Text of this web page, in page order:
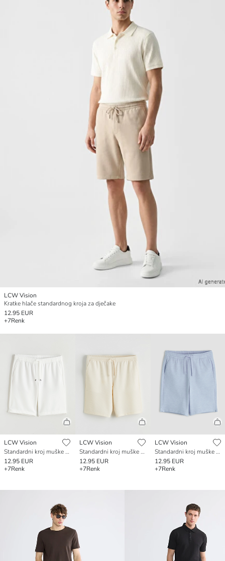
LCW Vision
Kratke hlače standardnog kroja za dječake
12.95 EUR
+7Renk
LCW Vision
Standardni kroj muške kratke hlače
12.95 EUR
+7Renk
LCW Vision
Standardni kroj muške kratke hlače
12.95 EUR
+7Renk
LCW Vision
Standardni kroj muške kratke hlače
12.95 EUR
+7Renk